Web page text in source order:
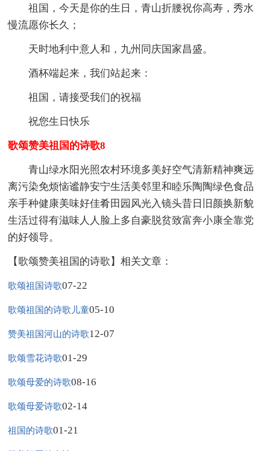
祖国，今天是你的生日，青山折腰祝你高寿，秀水
慢流愿你长久；
天时地利中意人和，九州同庆国家昌盛。
酒杯端起来，我们站起来：
祖国，请接受我们的祝福
祝您生日快乐
歌颂赞美祖国的诗歌8
青山绿水阳光照农村环境多美好空气清新精神爽远
离污染免烦恼谧静安宁生活美邻里和睦乐陶陶绿色食品
亲手种健康美味好佳肴田园风光入镜头昔日旧颜换新貌
生活过得有滋味人人脸上多自豪脱贫致富奔小康全靠党
的好领导。
【歌颂赞美祖国的诗歌】相关文章：
歌颂祖国诗歌07-22
歌颂祖国的诗歌儿童05-10
赞美祖国河山的诗歌12-07
歌颂雪花诗歌01-29
歌颂母爱的诗歌08-16
歌颂母爱诗歌02-14
祖国的诗歌01-21